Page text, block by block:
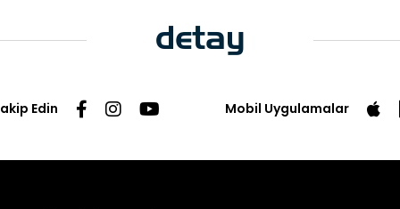
Edin Mobil Uygulamalar